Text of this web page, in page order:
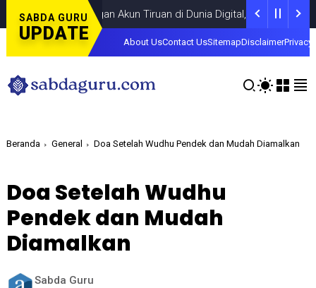
SABDA GURU
UPDATE
Tantangan Akun Tiruan di Dunia Digital, Marak Akun Tiruan,
About UsContact UsSitemapDisclaimerPrivacy
Beranda General Doa Setelah Wudhu Pendek dan Mudah Diamalkan
Doa Setelah Wudhu
Pendek dan Mudah
Diamalkan
Sabda Guru